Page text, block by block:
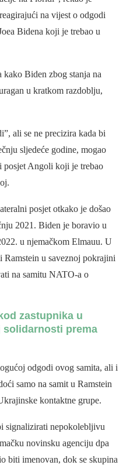
na vijest o odgodi
Bidena koji je trebao u
Biden zbog stanja na
u kratkom razdoblju,
ali se ne precizira kada bi
sljedeće godine, mogao
posjet Angoli koji je trebao
posjet otkako je došao
2021. Biden je boravio u
u njemačkom Elmauu. U
u saveznoj pokrajini
na samitu NATO-a o
zastupnika u
prema
odgodi ovog samita, ali i
samo na samit u Ramstein
kontaktne grupe.
signalizirati nepokolebljivu
novinsku agenciju dpa
biti imenovan, dok se skupina